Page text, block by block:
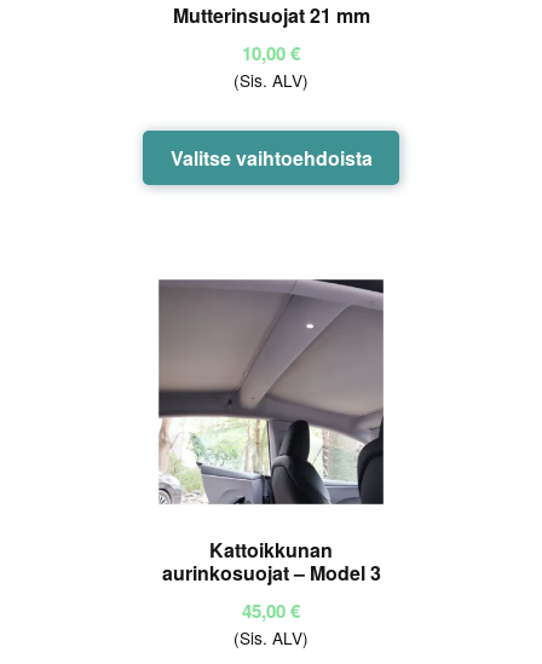
Mutterinsuojat 21 mm
10,00€
(Sis. ALV)
Valitse vaihtoehdoista
Tällä
tuotteella
Kattoikkunan
aurinkosuojat – Model 3
45,00€
(Sis. ALV)